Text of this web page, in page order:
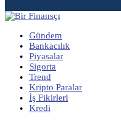
Gündem
Bankacılık
Piyasalar
Sigorta
Trend
Kripto Paralar
İş Fikirleri
Kredi